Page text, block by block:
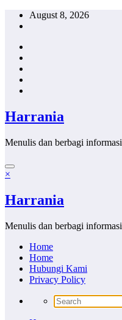
Skip
August 8, 2026
Harrania
Menulis dan berbagi informasi
×
Harrania
Menulis dan berbagi informasi
Home
Home
Hubungi Kami
Privacy Policy